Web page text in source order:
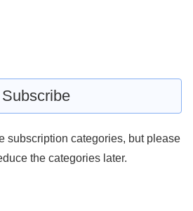
subscription categories, but please
the categories later.